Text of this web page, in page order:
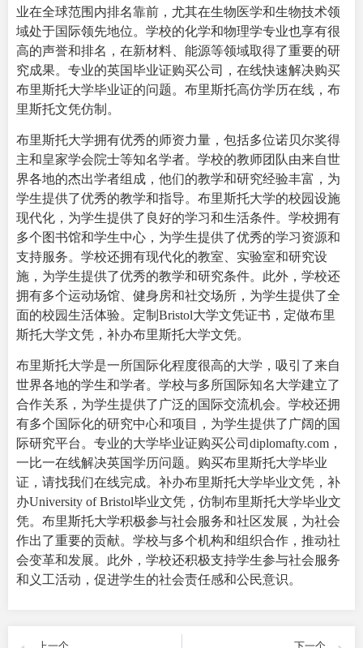
业在全球范围内排名靠前，尤其在生物医学和生物技术领
域处于国际领先地位。学校的化学和物理学专业也享有很
高的声誉和排名，在新材料、能源等领域取得了重要的研
究成果。专业的英国毕业证购买公司，在线快速解决购买
布里斯托大学毕业证的问题。布里斯托高仿学历在线，布
里斯托文凭仿制。
布里斯托大学拥有优秀的师资力量，包括多位诺贝尔奖得
主和皇家学会院士等知名学者。学校的教师团队由来自世
界各地的杰出学者组成，他们的教学和研究经验丰富，为
学生提供了优秀的教学和指导。 布里斯托大学的校园设施
现代化，为学生提供了良好的学习和生活条件。学校拥有
多个图书馆和学生中心，为学生提供了优秀的学习资源和
支持服务。学校还拥有现代化的教室、实验室和研究设
施，为学生提供了优秀的教学和研究条件。此外，学校还
拥有多个运动场馆、健身房和社交场所，为学生提供了全
面的校园生活体验。定制Bristol大学文凭证书，定做布里
斯托大学文凭，补办布里斯托大学文凭。
布里斯托大学是一所国际化程度很高的大学，吸引了来自
世界各地的学生和学者。学校与多所国际知名大学建立了
合作关系，为学生提供了广泛的国际交流机会。学校还拥
有多个国际化的研究中心和项目，为学生提供了广阔的国
际研究平台。专业的大学毕业证购买公司diplomafty.com，
一比一在线解决英国学历问题。购买布里斯托大学毕业
证，请找我们在线完成。补办布里斯托大学毕业文凭，补
办University of Bristol毕业文凭，仿制布里斯托大学毕业文
凭。 布里斯托大学积极参与社会服务和社区发展，为社会
作出了重要的贡献。学校与多个机构和组织合作，推动社
会变革和发展。此外，学校还积极支持学生参与社会服务
和义工活动，促进学生的社会责任感和公民意识。